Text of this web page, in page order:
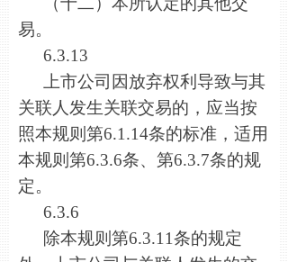
易。
6.3.13
上市公司因放弃权利导致与其
关联人发生关联交易的，应当按
照本规则第6.1.14条的标准，适用
本规则第6.3.6条、第6.3.7条的规
定。
6.3.6
除本规则第6.3.11条的规定